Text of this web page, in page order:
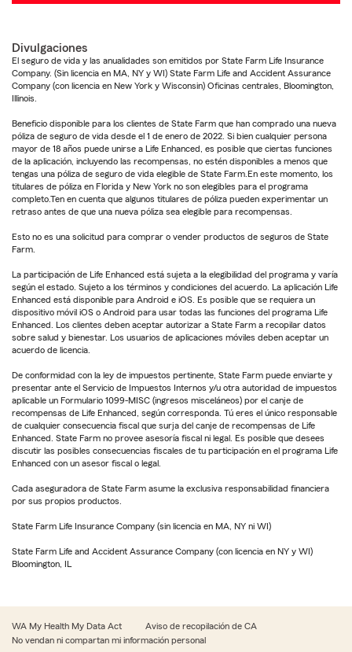
Divulgaciones
El seguro de vida y las anualidades son emitidos por State Farm Life Insurance
Company. (Sin licencia en MA, NY y WI) State Farm Life and Accident Assurance
Company (con licencia en New York y Wisconsin) Oficinas centrales, Bloomington,
Illinois.
Beneficio disponible para los clientes de State Farm que han comprado una nueva
póliza de seguro de vida desde el 1 de enero de 2022. Si bien cualquier persona
mayor de 18 años puede unirse a Life Enhanced, es posible que ciertas funciones
de la aplicación, incluyendo las recompensas, no estén disponibles a menos que
tengas una póliza de seguro de vida elegible de State Farm.En este momento, los
titulares de póliza en Florida y New York no son elegibles para el programa
completo.Ten en cuenta que algunos titulares de póliza pueden experimentar un
retraso antes de que una nueva póliza sea elegible para recompensas.
Esto no es una solicitud para comprar o vender productos de seguros de State
Farm.
La participación de Life Enhanced está sujeta a la elegibilidad del programa y varía
según el estado. Sujeto a los términos y condiciones del acuerdo. La aplicación Life
Enhanced está disponible para Android e iOS. Es posible que se requiera un
dispositivo móvil iOS o Android para usar todas las funciones del programa Life
Enhanced. Los clientes deben aceptar autorizar a State Farm a recopilar datos
sobre salud y bienestar. Los usuarios de aplicaciones móviles deben aceptar un
acuerdo de licencia.
De conformidad con la ley de impuestos pertinente, State Farm puede enviarte y
presentar ante el Servicio de Impuestos Internos y/u otra autoridad de impuestos
aplicable un Formulario 1099-MISC (ingresos misceláneos) por el canje de
recompensas de Life Enhanced, según corresponda. Tú eres el único responsable
de cualquier consecuencia fiscal que surja del canje de recompensas de Life
Enhanced. State Farm no provee asesoría fiscal ni legal. Es posible que desees
discutir las posibles consecuencias fiscales de tu participación en el programa Life
Enhanced con un asesor fiscal o legal.
Cada aseguradora de State Farm asume la exclusiva responsabilidad financiera
por sus propios productos.
State Farm Life Insurance Company (sin licencia en MA, NY ni WI)
State Farm Life and Accident Assurance Company (con licencia en NY y WI)
Bloomington, IL
WA My Health My Data Act
Aviso de recopilación de CA
No vendan ni compartan mi información personal